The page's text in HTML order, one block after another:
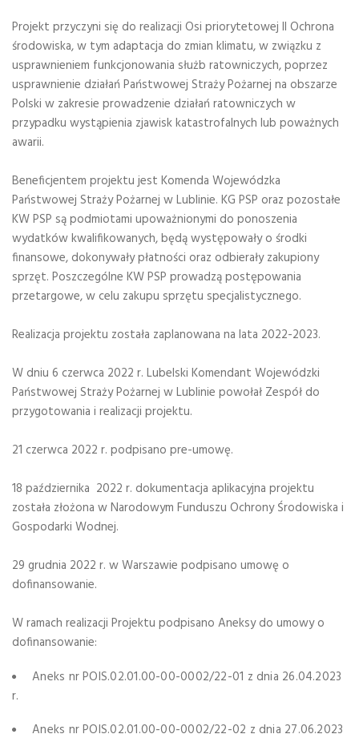
Projekt przyczyni się do realizacji Osi priorytetowej II Ochrona
środowiska, w tym adaptacja do zmian klimatu, w związku z
usprawnieniem funkcjonowania służb ratowniczych, poprzez
usprawnienie działań Państwowej Straży Pożarnej na obszarze
Polski w zakresie prowadzenie działań ratowniczych w
przypadku wystąpienia zjawisk katastrofalnych lub poważnych
awarii.
Beneficjentem projektu jest Komenda Wojewódzka
Państwowej Straży Pożarnej w Lublinie. KG PSP oraz pozostałe
KW PSP są podmiotami upoważnionymi do ponoszenia
wydatków kwalifikowanych, będą występowały o środki
finansowe, dokonywały płatności oraz odbierały zakupiony
sprzęt. Poszczególne KW PSP prowadzą postępowania
przetargowe, w celu zakupu sprzętu specjalistycznego.
Realizacja projektu została zaplanowana na lata 2022-2023.
W dniu 6 czerwca 2022 r. Lubelski Komendant Wojewódzki
Państwowej Straży Pożarnej w Lublinie powołał Zespół do
przygotowania i realizacji projektu.
21 czerwca 2022 r. podpisano pre-umowę.
18 października 2022 r. dokumentacja aplikacyjna projektu
została złożona w Narodowym Funduszu Ochrony Środowiska i
Gospodarki Wodnej.
29 grudnia 2022 r. w Warszawie podpisano umowę o
dofinansowanie.
W ramach realizacji Projektu podpisano Aneksy do umowy o
dofinansowanie:
Aneks nr POIS.02.01.00-00-0002/22-01 z dnia 26.04.2023
r.
Aneks nr POIS.02.01.00-00-0002/22-02 z dnia 27.06.2023